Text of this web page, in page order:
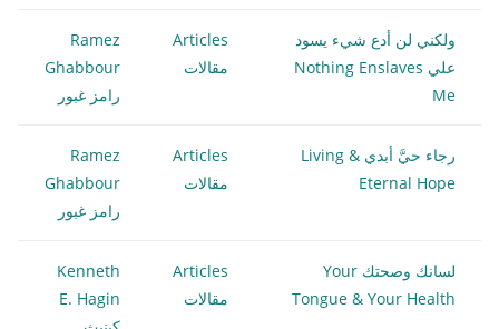
ولكني لن أدع شيء يسود
علي Nothing Enslaves
Me
Articles
مقالات
Ramez
Ghabbour
رامز غبور
رجاء حيَّ أبدي Living &
Eternal Hope
Articles
مقالات
Ramez
Ghabbour
رامز غبور
لسانك وصحتك Your
Tongue & Your Health
Articles
مقالات
Kenneth
E. Hagin